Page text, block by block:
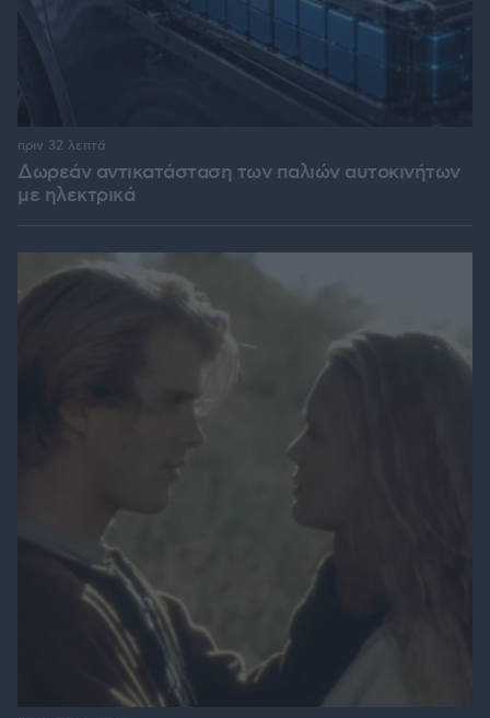
Δωρεάν αντικατάσταση των παλιών αυτοκινήτων
με ηλεκτρικά
πριν 32 λεπτά